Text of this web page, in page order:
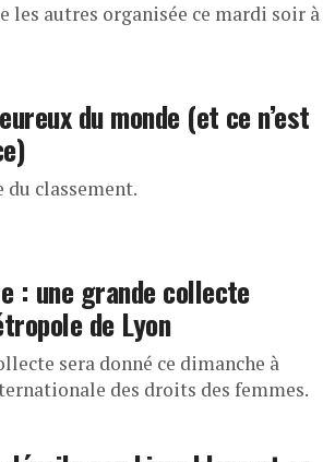
les autres organisée ce mardi soir à
du monde (et ce n’est
du classement.
: une grande collecte
de Lyon
sera donné ce dimanche à
des droits des femmes.